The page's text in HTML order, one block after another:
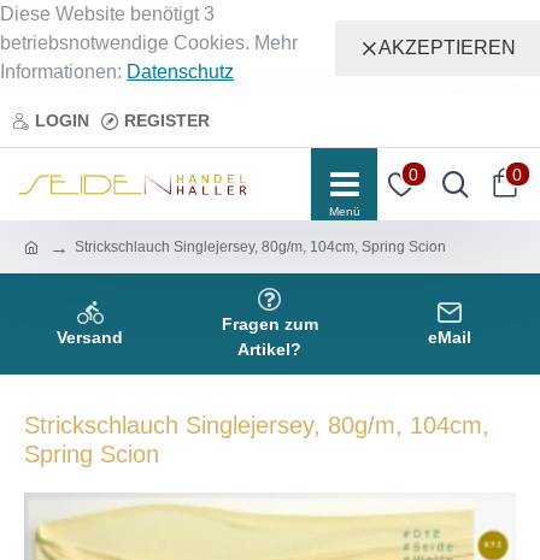
Diese Website benötigt 3
betriebsnotwendige Cookies. Mehr
Informationen: Datenschutz
AKZEPTIEREN
LOGIN REGISTER
0 0
Strickschlauch Singlejersey, 80g/m, 104cm, Spring Scion
Versand
Fragen zum
Artikel?
eMail
Strickschlauch Singlejersey, 80g/m, 104cm,
Spring Scion